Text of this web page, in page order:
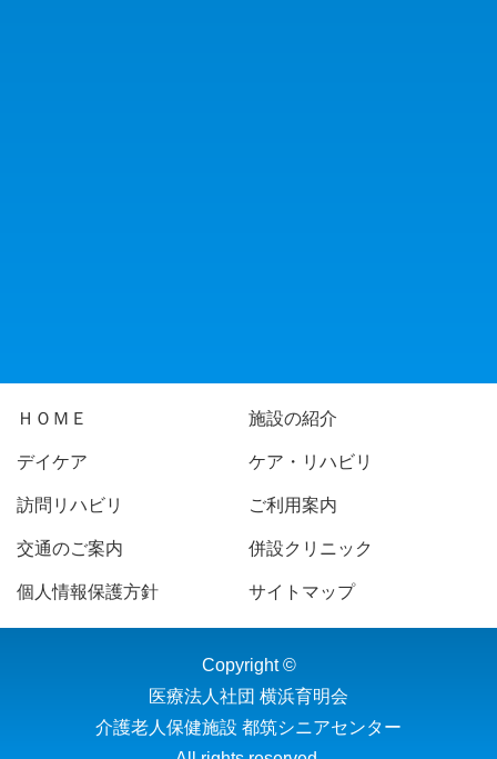
ＨＯＭＥ 施設の紹介
デイケア ケア・リハビリ
訪問リハビリ ご利用案内
交通のご案内 併設クリニック
個人情報保護方針 サイトマップ
Copyright ©
医療法人社団 横浜育明会
介護老人保健施設 都筑シニアセンター